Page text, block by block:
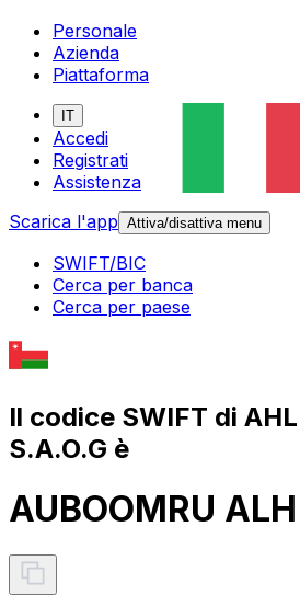
Personale
Azienda
Piattaforma
IT
Accedi
Registrati
Assistenza
Scarica l'app Attiva/disattiva menu
SWIFT/BIC
Cerca per banca
Cerca per paese
Il codice SWIFT di
S.A.O.G è
AUBOOMRU ALH